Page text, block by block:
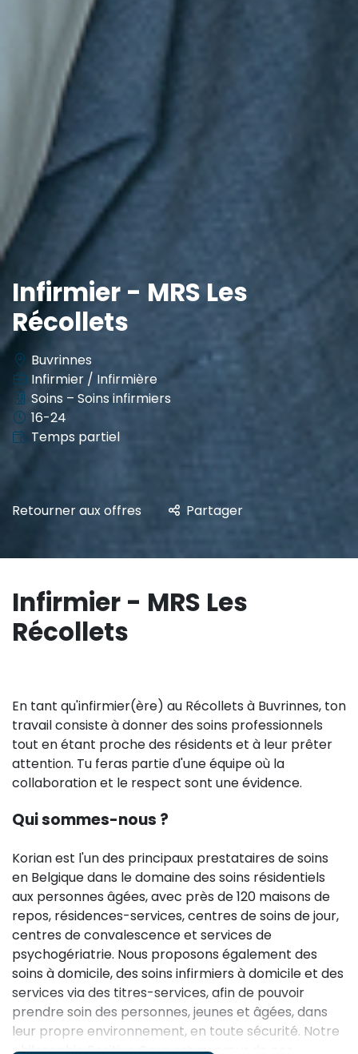
Infirmier - MRS Les
Récollets
Buvrinnes
Infirmier / Infirmière
Soins – Soins infirmiers
16-24
Temps partiel
Retourner aux offres Partager
Infirmier - MRS Les
Récollets
En tant qu'infirmier(ère) au Récollets à Buvrinnes, ton
travail consiste à donner des soins professionnels
tout en étant proche des résidents et à leur prêter
attention. Tu feras partie d'une équipe où la
collaboration et le respect sont une évidence.
Qui sommes-nous ?
Korian est l'un des principaux prestataires de soins
en Belgique dans le domaine des soins résidentiels
aux personnes âgées, avec près de 120 maisons de
repos, résidences-services, centres de soins de jour,
centres de convalescence et services de
psychogériatrie. Nous proposons également des
soins à domicile, des soins infirmiers à domicile et des
services via des titres-services, afin de pouvoir
prendre soin des personnes, jeunes et âgées, dans
leur propre environnement, en toute sécurité. Notre